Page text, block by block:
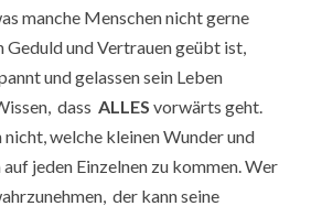
manche Menschen nicht gerne
und Vertrauen geübt ist,
und gelassen sein Leben
dass ALLES vorwärts geht.
nicht, welche kleinen Wunder und
jeden Einzelnen zu kommen. Wer
der kann seine